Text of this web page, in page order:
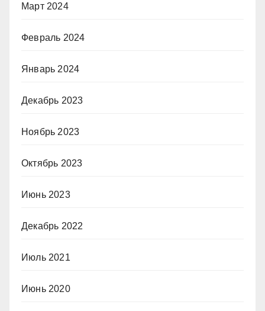
Март 2024
Февраль 2024
Январь 2024
Декабрь 2023
Ноябрь 2023
Октябрь 2023
Июнь 2023
Декабрь 2022
Июль 2021
Июнь 2020